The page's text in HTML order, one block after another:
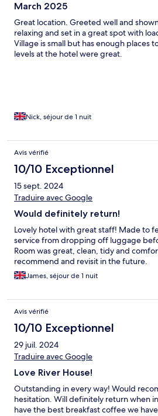
March 2025
Great location. Greeted well and
relaxing and set in a great spot with
Village is small but has enough places
levels at the hotel were great.
Nick, séjour de 1 nuit
Avis vérifié
10/10 Exceptionnel
15 sept. 2024
Traduire avec Google
Would definitely return!
Lovely hotel with great staff! Made to
service from dropping off luggage
Room was great, clean, tidy and
recommend and revisit in the future.
James, séjour de 1 nuit
Avis vérifié
10/10 Exceptionnel
29 juil. 2024
Traduire avec Google
Love River House!
Outstanding in every way! Would
hesitation. Will definitely return when
have the best breakfast coffee we